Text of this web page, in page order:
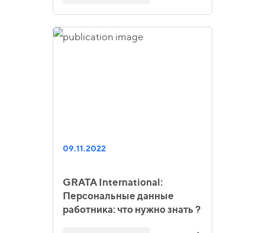
09.11.2022
GRATA International:
Персональные данные
работника: что нужно знать ?